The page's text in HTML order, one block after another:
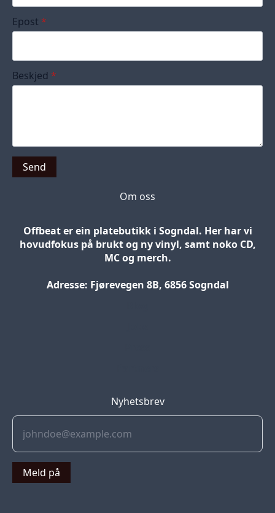
Epost *
Beskjed *
Send
Om oss
Offbeat er ein platebutikk i Sogndal. Her har vi
hovudfokus på brukt og ny vinyl, samt noko CD,
MC og merch.
Adresse: Fjørevegen 8B, 6856 Sogndal
Nyhetsbrev
Meld på